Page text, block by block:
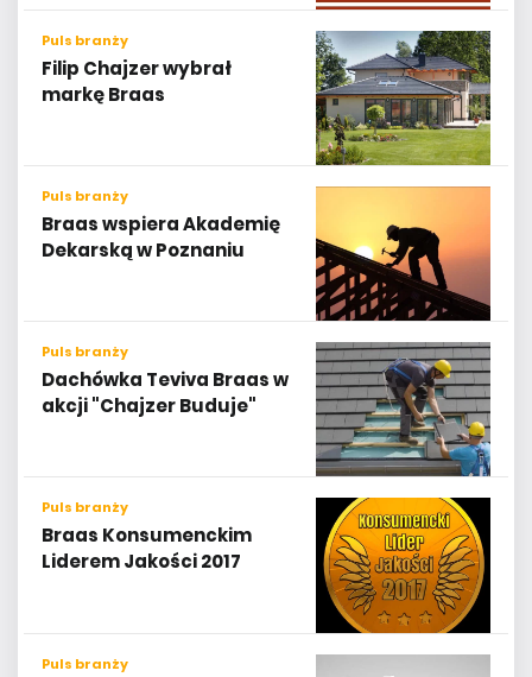
Puls branży
Filip Chajzer wybrał
markę Braas
Puls branży
Braas wspiera Akademię
Dekarską w Poznaniu
Puls branży
Dachówka Teviva Braas w
akcji "Chajzer Buduje"
Puls branży
Braas Konsumenckim
Liderem Jakości 2017
Puls branży